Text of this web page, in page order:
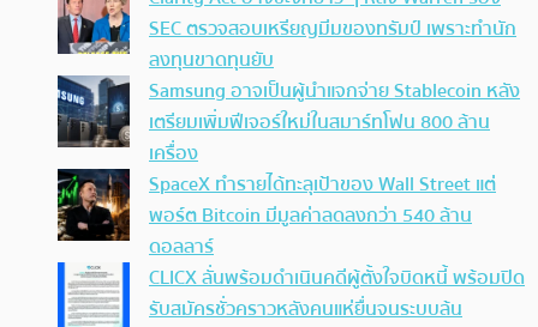
SEC ตรวจสอบเหรียญมีมของทรัมป์ เพราะทำนัก
ลงทุนขาดทุนยับ
Samsung อาจเป็นผู้นำแจกจ่าย Stablecoin หลัง
เตรียมเพิ่มฟีเจอร์ใหม่ในสมาร์ทโฟน 800 ล้าน
เครื่อง
SpaceX ทำรายได้ทะลุเป้าของ Wall Street แต่
พอร์ต Bitcoin มีมูลค่าลดลงกว่า 540 ล้าน
ดอลลาร์
CLICX ลั่นพร้อมดำเนินคดีผู้ตั้งใจบิดหนี้ พร้อมปิด
รับสมัครชั่วคราวหลังคนแห่ยื่นจนระบบล้น